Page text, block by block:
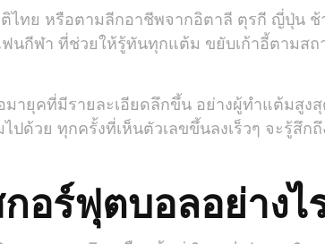
ไทย หรือตามลีกอาชีพจากอิตาลี ตุรกี ญี่ปุ่น
ฟนกีฬา ที่ช่วยให้รู้ทันทุกแต้ม ขยับเก้าอี้ตามส
ยุคที่มีรายละเอียดลึกขึ้น อย่างผู้ทำแต้มสูงสุ
ด้วย ทุกครั้งที่เห็นตัวเลขขึ้นลงเร็วๆ จะรู้สึกถึ
สกอร์ฟุตบอลอย่างไ